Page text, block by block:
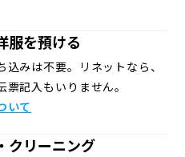
服を預ける
込みは不要。リネットなら、
票記入もいりません。
いて
クリーニング